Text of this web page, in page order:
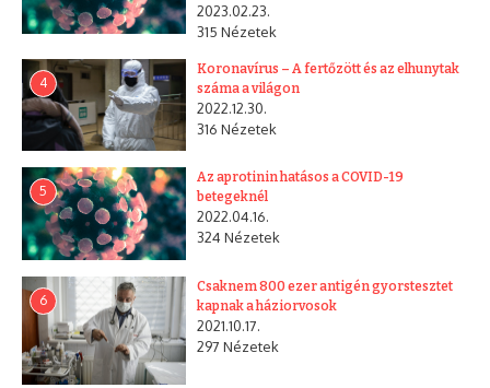
2023.02.23.
315 Nézetek
4
Koronavírus – A fertőzött és az elhunytak
száma a világon
2022.12.30.
316 Nézetek
5
Az aprotinin hatásos a COVID-19
betegeknél
2022.04.16.
324 Nézetek
6
Csaknem 800 ezer antigén gyorstesztet
kapnak a háziorvosok
2021.10.17.
297 Nézetek